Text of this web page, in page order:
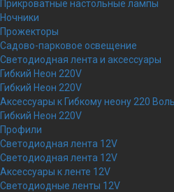
Прикроватные настольные лампы
Ночники
Прожекторы
Садово-парковое освещение
Светодиодная лента и аксессуары
Гибкий Неон 220V
Гибкий Неон 220V
Аксессуары к Гибкому неону 220
Гибкий Неон 220V
Профили
Светодиодная лента 12V
Светодиодная лента 12V
Аксессуары к ленте 12V
Светодиодные ленты 12V